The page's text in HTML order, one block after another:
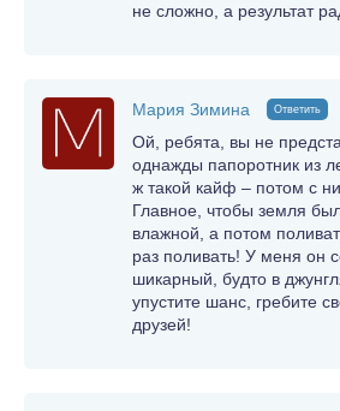
не сложно, а результат
Мария Зимина Ответить
Ой, ребята, вы не
однажды папоротник из
ж такой кайф – потом с
Главное, чтобы земля
влажной, а потом
раз поливать! У меня он
шикарный, будто в
упустите шанс, гребите
друзей!